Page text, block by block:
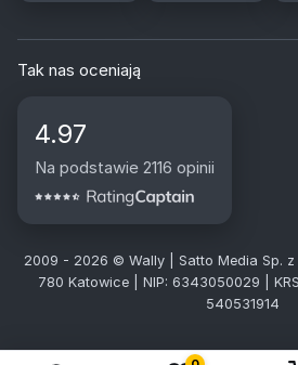
Tak nas oceniają
4.97
Na podstawie 2116 opinii
2009 - 2026 © Wally | Satto Media Sp.
780 Katowice | NIP: 6343050029 |
540531914